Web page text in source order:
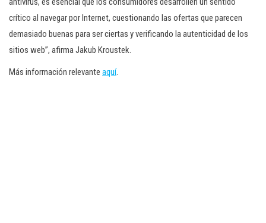
crítico al navegar por Internet, cuestionando las ofertas que parecen
demasiado buenas para ser ciertas y verificando la autenticidad de los
sitios web”, afirma Jakub Kroustek.
Más información relevante aquí.